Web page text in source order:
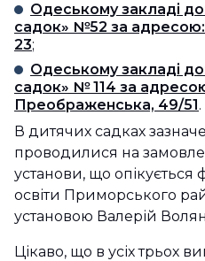
Одеському закладі
садок» №52 за
23;
Одеському закладі
садок» № 114 за
Преображенська, 49/51.
В дитячих садках
проводилися на
установи, що опікується
освіти Приморського
установою Валерій
Цікаво, що в усіх трьох